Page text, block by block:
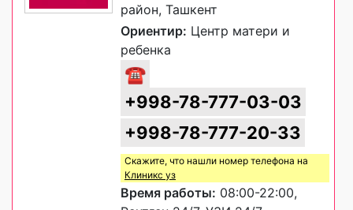
район, Ташкент
Ориентир: Центр матери и
ребенка
☎
+998-78-777-03-03
+998-78-777-20-33
Скажите, что нашли номер телефона на
Клиникс уз
Время работы: 08:00-22:00,